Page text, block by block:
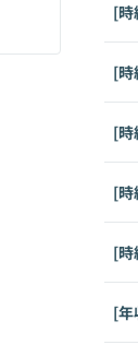
[時
[時
[時
[時
[時
[年